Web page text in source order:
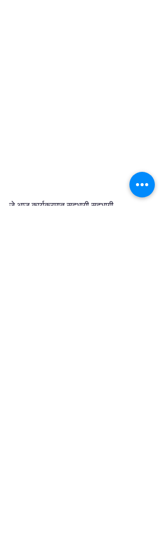
जे आज कार्यक्रमात सहभागी सहभागी